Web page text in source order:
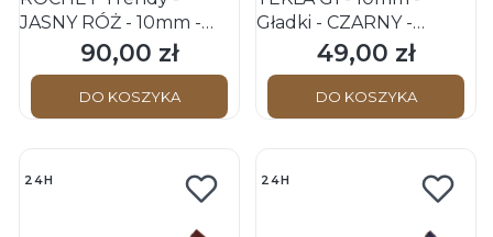
JASNY RÓŻ - 10mm -
Skórzany pasek do
zegarka
Cena
90,00 zł
DO KOSZYKA
Gładki - CZARNY -
Skórzany pasek do
zegarka
Cena
49,00 zł
DO KOSZYKA
24H 24H